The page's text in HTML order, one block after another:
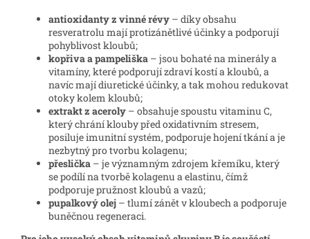
antioxidanty z vinné révy – díky obsahu
resveratrolu mají protizánětlivé účinky a podporují
pohyblivost kloubů;
kopřiva a pampeliška – jsou bohaté na minerály a
vitamíny, které podporují zdraví kostí a kloubů, a
navíc mají diuretické účinky, a tak mohou redukovat
otoky kolem kloubů;
extrakt z aceroly – obsahuje spoustu vitaminu C,
který chrání klouby před oxidativním stresem,
posiluje imunitní systém, podporuje hojení tkání a je
nezbytný pro tvorbu kolagenu;
přeslička – je významným zdrojem křemíku, který
se podílí na tvorbě kolagenu a elastinu, čímž
podporuje pružnost kloubů a vazů;
pupalkový olej – tlumí zánět v kloubech a podporuje
buněčnou regeneraci.